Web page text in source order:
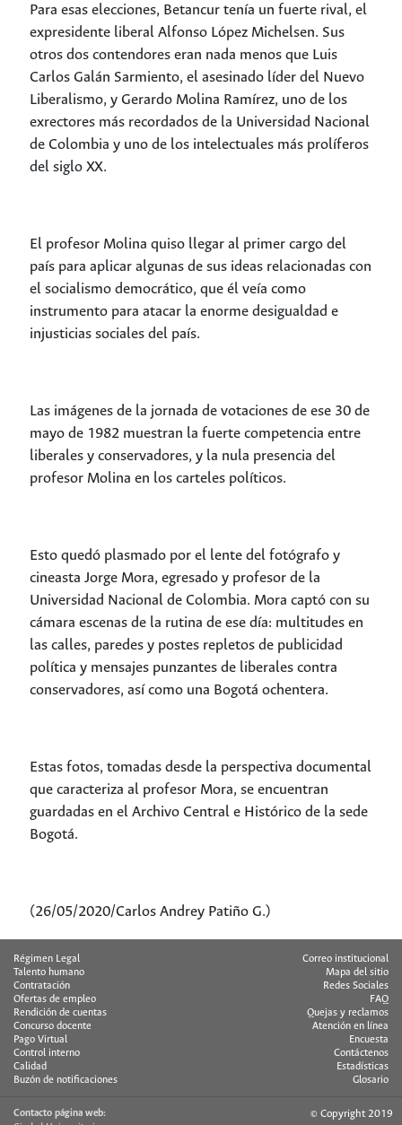
Para esas elecciones, Betancur tenía un fuerte rival, el
expresidente liberal Alfonso López Michelsen. Sus
otros dos contendores eran nada menos que Luis
Carlos Galán Sarmiento, el asesinado líder del Nuevo
Liberalismo, y Gerardo Molina Ramírez, uno de los
exrectores más recordados de la Universidad Nacional
de Colombia y uno de los intelectuales más prolíferos
del siglo XX.
El profesor Molina quiso llegar al primer cargo del
país para aplicar algunas de sus ideas relacionadas con
el socialismo democrático, que él veía como
instrumento para atacar la enorme desigualdad e
injusticias sociales del país.
Las imágenes de la jornada de votaciones de ese 30 de
mayo de 1982 muestran la fuerte competencia entre
liberales y conservadores, y la nula presencia del
profesor Molina en los carteles políticos.
Esto quedó plasmado por el lente del fotógrafo y
cineasta Jorge Mora, egresado y profesor de la
Universidad Nacional de Colombia. Mora captó con su
cámara escenas de la rutina de ese día: multitudes en
las calles, paredes y postes repletos de publicidad
política y mensajes punzantes de liberales contra
conservadores, así como una Bogotá ochentera.
Estas fotos, tomadas desde la perspectiva documental
que caracteriza al profesor Mora, se encuentran
guardadas en el Archivo Central e Histórico de la sede
Bogotá.
(26/05/2020/Carlos Andrey Patiño G.)
Régimen Legal
Talento humano
Contratación
Ofertas de empleo
Rendición de cuentas
Concurso docente
Pago Virtual
Control interno
Calidad
Buzón de notificaciones
Correo institucional
Mapa del sitio
Redes Sociales
FAQ
Quejas y reclamos
Atención en línea
Encuesta
Contáctenos
Estadísticas
Glosario
Contacto página web:
© Copyright 2019